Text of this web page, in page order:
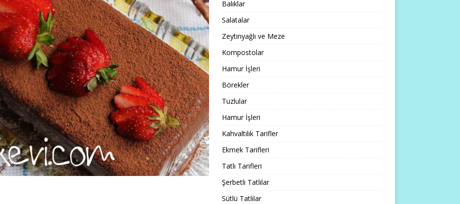
Balıklar
Salatalar
Zeytinyağlı ve Meze
Kompostolar
Hamur İşleri
Börekler
Tuzlular
Hamur İşleri
Kahvaltılık Tarifler
Ekmek Tarifleri
Tatlı Tarifleri
Şerbetli Tatlılar
Sütlü Tatlılar